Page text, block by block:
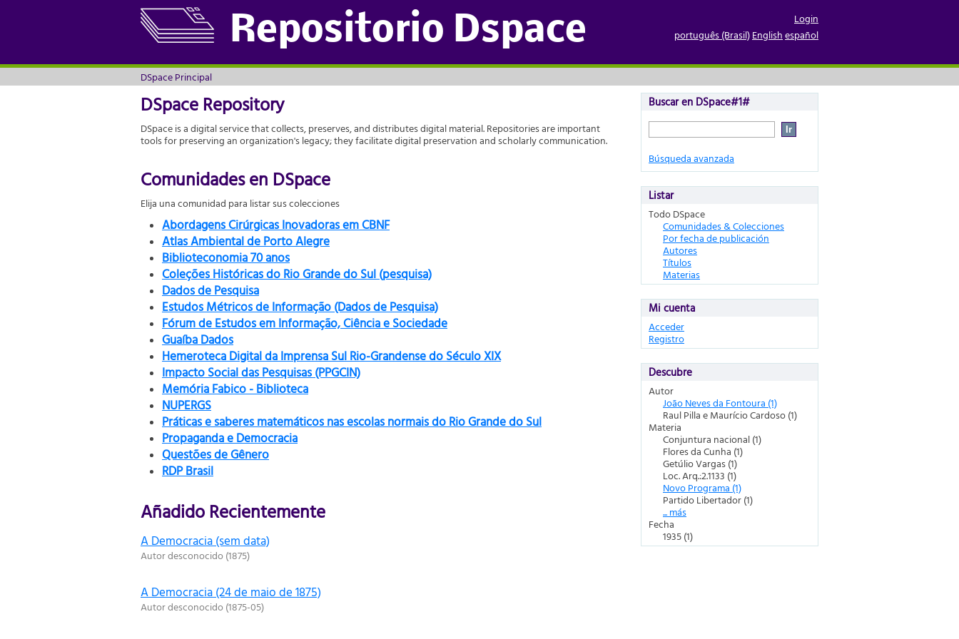
Repositorio Dspace
DSpace Principal
Login
português (Brasil)Englishespañol
DSpace Principal
DSpace Repository
DSpace is a digital service that collects, preserves, and distributes digital material. Repositories are important
tools for preserving an organization's legacy; they facilitate digital preservation and scholarly communication.
Comunidades en DSpace
Elija una comunidad para listar sus colecciones
Abordagens Cirúrgicas Inovadoras em CBNF
Atlas Ambiental de Porto Alegre
Biblioteconomia 70 anos
Coleções Históricas do Rio Grande do Sul (pesquisa)
Dados de Pesquisa
Estudos Métricos de Informação (Dados de Pesquisa)
Fórum de Estudos em Informação, Ciência e Sociedade
Guaíba Dados
Hemeroteca Digital da Imprensa Sul Rio-Grandense do Século XIX
Impacto Social das Pesquisas (PPGCIN)
Memória Fabico - Biblioteca
NUPERGS
Práticas e saberes matemáticos nas escolas normais do Rio Grande do Sul
Propaganda e Democracia
Questões de Gênero
RDP Brasil
Añadido Recientemente
A Democracia (sem data)
Autor desconocido(1875)
A Democracia (24 de maio de 1875)
Autor desconocido(1875-05)
Buscar en DSpace#1#
Búsqueda avanzada
Listar
Todo DSpace
Comunidades & Colecciones
Por fecha de publicación
Autores
Títulos
Materias
Mi cuenta
Acceder
Registro
Descubre
Autor
João Neves da Fontoura (1)
Raul Pilla e Maurício Cardoso (1)
Materia
Conjuntura nacional (1)
Flores da Cunha (1)
Getúlio Vargas (1)
Loc. Arq.:2.1133 (1)
Novo Programa (1)
Partido Libertador (1)
... más
Fecha
1935 (1)